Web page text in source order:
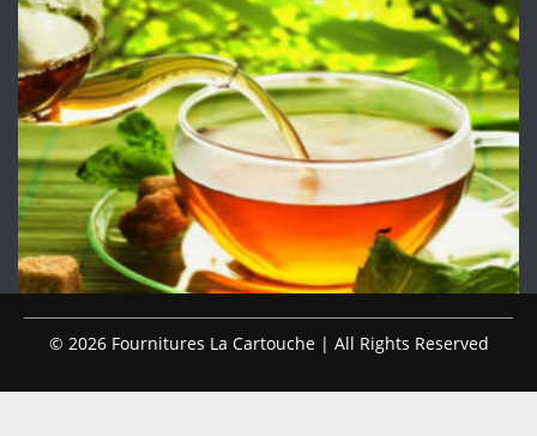
© 2026 Fournitures La Cartouche | All Rights Reserved